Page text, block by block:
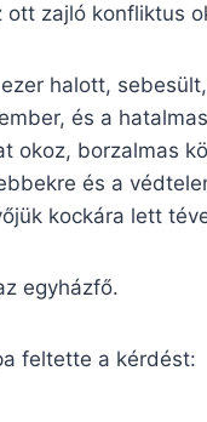
ott zajló konfliktus
halott,
és a
okoz, borzalmas
és a
kockára lett
egyházfő.
feltette a kérdést: